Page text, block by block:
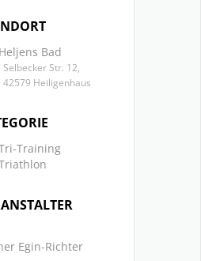
Heljens Bad
Selbecker Str. 12,
42579 Heiligenhaus
Training
Egin-Richter